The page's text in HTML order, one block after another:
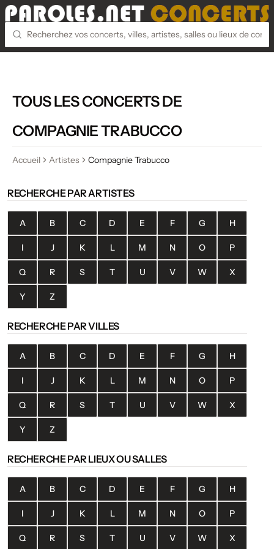
TOUS LES CONCERTS DE
COMPAGNIE TRABUCCO
Accueil Artistes Compagnie Trabucco
RECHERCHE PAR ARTISTES
A B C D E F G H
I J K L M N O P
Q R S T U V W X
Y Z
RECHERCHE PAR VILLES
A B C D E F G H
I J K L M N O P
Q R S T U V W X
Y Z
RECHERCHE PAR LIEUX OU SALLES
A B C D E F G H
I J K L M N O P
Q R S T U V W X